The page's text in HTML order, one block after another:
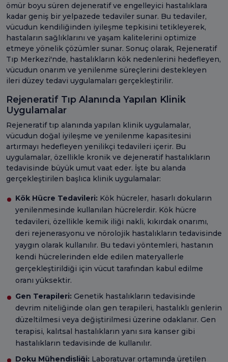
ömür boyu süren dejeneratif ve engelleyici hastalıklara
kadar geniş bir yelpazede tedaviler sunar. Bu tedaviler,
vücudun kendiliğinden iyileşme tepkisini tetikleyerek,
hastaların sağlıklarını ve yaşam kalitelerini optimize
etmeye yönelik çözümler sunar. Sonuç olarak, Rejeneratif
Tıp Merkezi'nde, hastalıkların kök nedenlerini hedefleyen,
vücudun onarım ve yenilenme süreçlerini destekleyen
ileri düzey tedavi uygulamaları gerçekleştirilir.
Rejeneratif Tıp Alanında Yapılan Klinik
Uygulamalar
Rejeneratif tıp alanında yapılan klinik uygulamalar,
vücudun doğal iyileşme ve yenilenme kapasitesini
artırmayı hedefleyen yenilikçi tedavileri içerir. Bu
uygulamalar, özellikle kronik ve dejeneratif hastalıkların
tedavisinde büyük umut vaat eder. İşte bu alanda
gerçekleştirilen başlıca klinik uygulamalar:
Kök Hücre Tedavileri: Kök hücreler, hasarlı dokuların
yenilenmesinde kullanılan hücrelerdir. Kök hücre
tedavileri, özellikle kemik iliği nakli, kıkırdak onarımı,
deri rejenerasyonu ve nörolojik hastalıkların tedavisinde
yaygın olarak kullanılır. Bu tedavi yöntemleri, hastanın
kendi hücrelerinden elde edilen materyallerle
gerçekleştirildiği için vücut tarafından kabul edilme
oranı yüksektir.
Gen Terapileri: Genetik hastalıkların tedavisinde
devrim niteliğinde olan gen terapileri, hastalıklı genlerin
düzeltilmesi veya değiştirilmesi üzerine odaklanır. Gen
terapisi, kalıtsal hastalıkların yanı sıra kanser gibi
hastalıkların tedavisinde de kullanılır.
Doku Mühendisliği: Laboratuvar ortamında üretilen